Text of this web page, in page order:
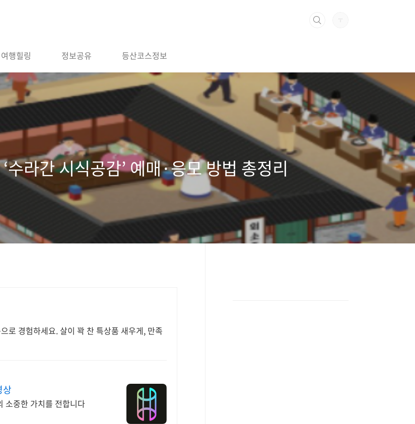
여행힐링 정보공유 등산코스정보
라간 시식공감’ 예매·응모 방법 총정리
로 경험하세요. 살이 꽉 찬 특상품 새우게, 만족
상
소중한 가치를 전합니다